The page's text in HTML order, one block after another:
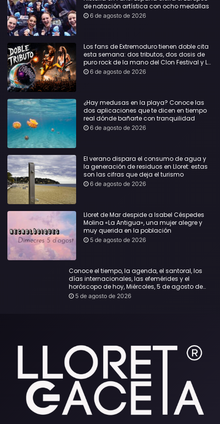
de natación artística con ocho medallas
6 de agosto de 2026
Los fans de Extremoduro tienen doble cita
esta semana: dos tributos, dos dosis de
puro rock de la mano del Clon Festival y La
Jarana
6 de agosto de 2026
¿Hay medusas en la playa? Conoce las
dos aplicaciones que te dicen en tiempo
real dónde bañarte con tranquilidad
6 de agosto de 2026
El verano dispara el consumo de agua y
la generación de residuos en Lloret: estas
son las cifras que deja el turismo
6 de agosto de 2026
Lloret de Mar despide a Isabel Céspedes
Molina «La Antigua», una mujer alegre y
muy querida en la población
5 de agosto de 2026
Conoce el tiempo, la agenda, el santoral, los
días internacionales, las efemérides y el
horóscopo de hoy, Miércoles, 5 de agosto de
2026:
5 de agosto de 2026